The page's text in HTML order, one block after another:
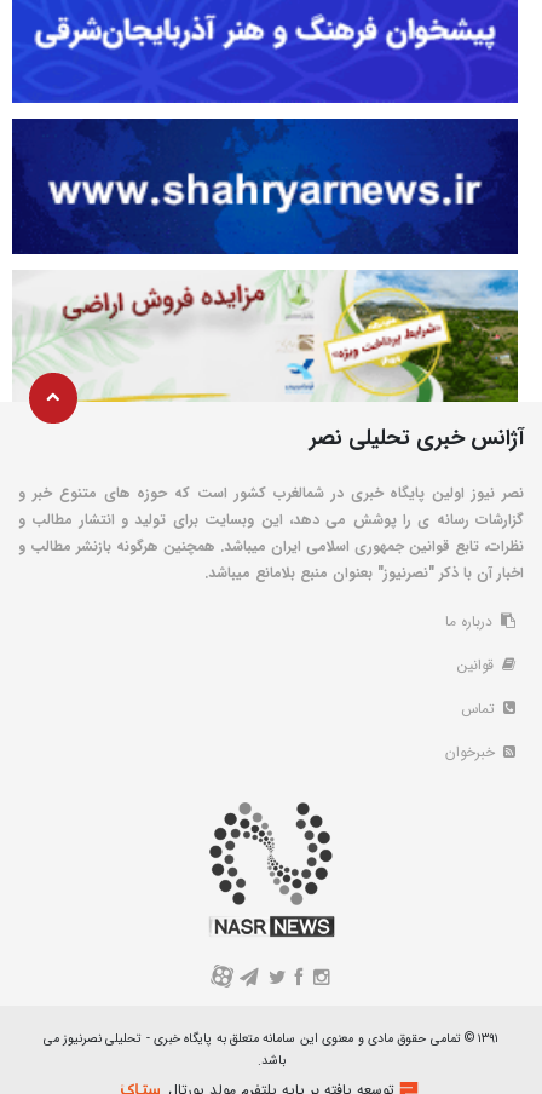
آژانس خبری تحلیلی نصر
نصر نیوز اولین پایگاه خبری در شمالغرب کشور است که حوزه های متنوع خبر و
گزارشات رسانه ی را پوشش می دهد، این وبسایت برای تولید و انتشار مطالب و
نظرات، تابع قوانین جمهوری اسلامی ایران میباشد. همچنین هرگونه بازنشر مطالب و
اخبار آن با ذکر "نصرنیوز" بعنوان منبع بلامانع میباشد.
درباره ما
قوانین
تماس
خبرخوان
A
۱۳۹۱ © تمامی حقوق مادی و معنوی این سامانه متعلق به پایگاه خبری - تحلیلی نصرنیوز می
باشد.
توسعه یافته بر پایه پلتفرم مولد پورتال